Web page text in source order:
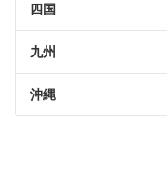
四国
九州
沖縄